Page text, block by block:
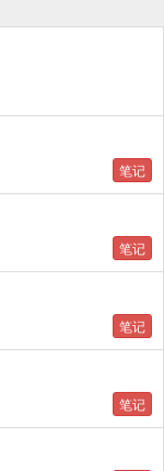
笔记
笔记
笔记
笔记